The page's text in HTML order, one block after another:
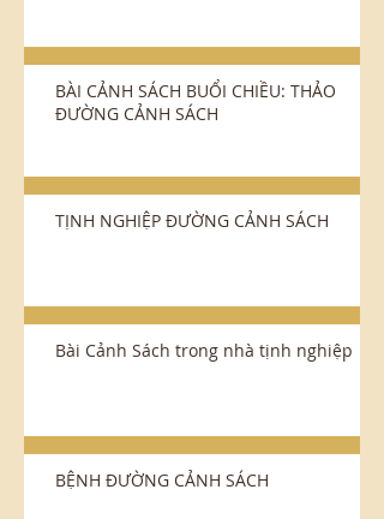
BÀI CẢNH SÁCH BUỔI CHIỀU: THẢO
ĐƯỜNG CẢNH SÁCH
TỊNH NGHIỆP ÐƯỜNG CẢNH SÁCH
Bài Cảnh Sách trong nhà tịnh nghiệp
BỆNH ÐƯỜNG CẢNH SÁCH